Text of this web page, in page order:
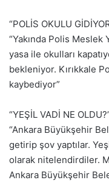
“POLİS OKULU
“Yakında Polis Meslek
yasa ile okulları
bekleniyor. Kırıkkale
kaybediyor”
“YEŞİL VADİ NE
“Ankara Büyükşehir
getirip şov yaptılar.
olarak nitelendirdiler.
Ankara Büyükşehir